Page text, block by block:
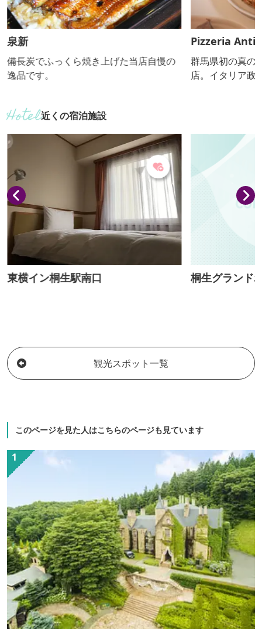
泉新
備長炭でふっくら焼き上げた当店自慢の
逸品です。
Pizzeria
群馬県初の真の
店。イタリア政
近くの宿泊施設
東横イン桐生駅南口 桐生グランド
観光スポット一覧
このページを見た人はこちらのページも見ています